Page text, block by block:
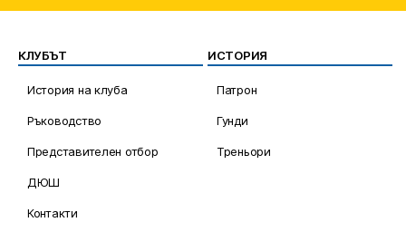
КЛУБЪТ
История на клуба
Ръководство
Представителен отбор
ДЮШ
Контакти
ИСТОРИЯ
Патрон
Гунди
Треньори